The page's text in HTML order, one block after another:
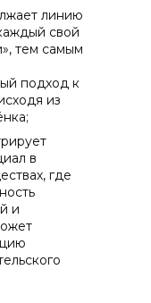
линию
свой
тем самым
подход к
из
в
где
и